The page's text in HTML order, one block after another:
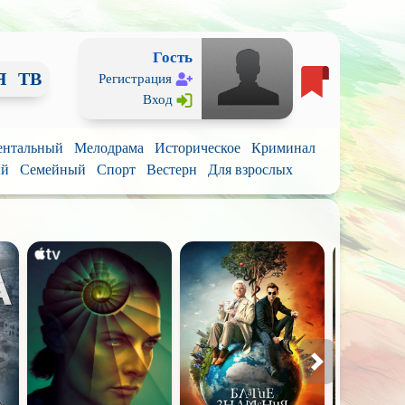
ТВ
Гость
Регистрация
Вход
Мелодрама Историческое
Криминал
Семейный Спорт Вестерн Для взрослых